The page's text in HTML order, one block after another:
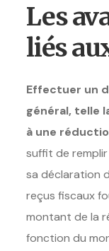
Les
liés
Effectuer un
général, telle
à une
suffit de
sa déclaration
reçus fiscaux
montant de la
fonction du